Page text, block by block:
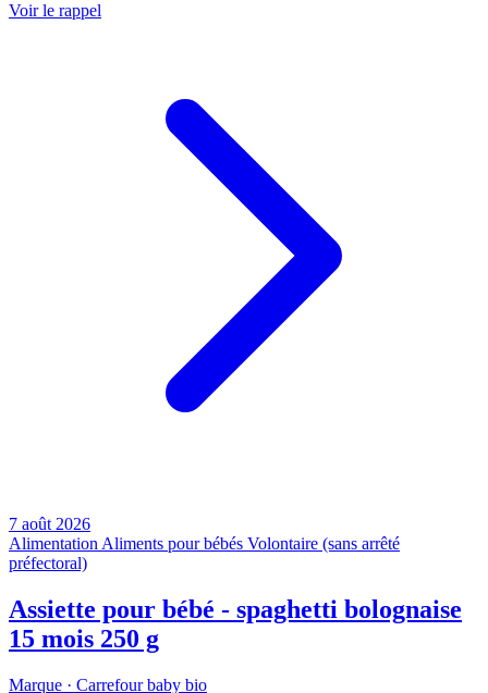
Voir le rappel
7 août 2026
Alimentation Aliments pour bébés Volontaire (sans arrêté
préfectoral)
Assiette pour bébé - spaghetti bolognaise
15 mois 250 g
Marque · Carrefour baby bio